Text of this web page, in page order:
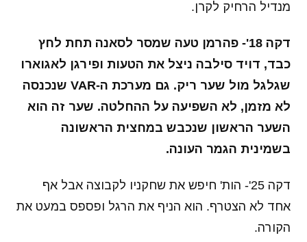
מנדיל הרחיק לקרן.
דקה 18'- פהרמן טעה שמסר לסאנה תחת לחץ
כבד, דויד סילבה ניצל את הטעות ופירגן לאגוארו
שגלגל מול שער ריק. גם מערכת ה-VAR שנכנסה
לא מזמן, לא השפיעה על ההחלטה. שער זה הוא
השער הראשון שנכבש במחצית הראשונה
בשמינית הגמר העונה.
דקה 25'- הות' חיפש את שחקניו לקבוצה אבל אף
אחד לא הצטרף. הוא הניף את הרגל ופספס במעט את
הקורה.